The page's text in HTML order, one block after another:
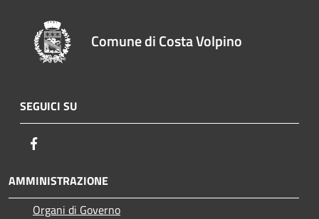
Comune di Costa Volpino
SEGUICI SU
AMMINISTRAZIONE
Organi di Governo